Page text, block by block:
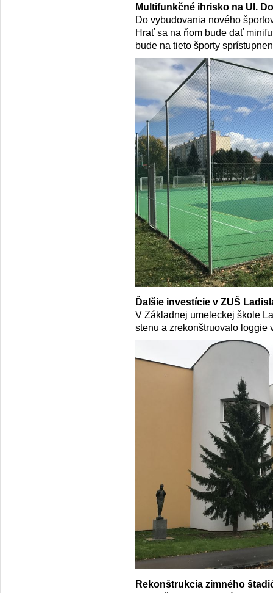
Multifunkčné ihrisko na Ul.
Do vybudovania nového
Hrať sa na ňom bude dať
bude na tieto športy
Ďalšie investície v ZUŠ
V Základnej umeleckej škole
stenu a zrekonštruovalo loggie
Rekonštrukcia zimného